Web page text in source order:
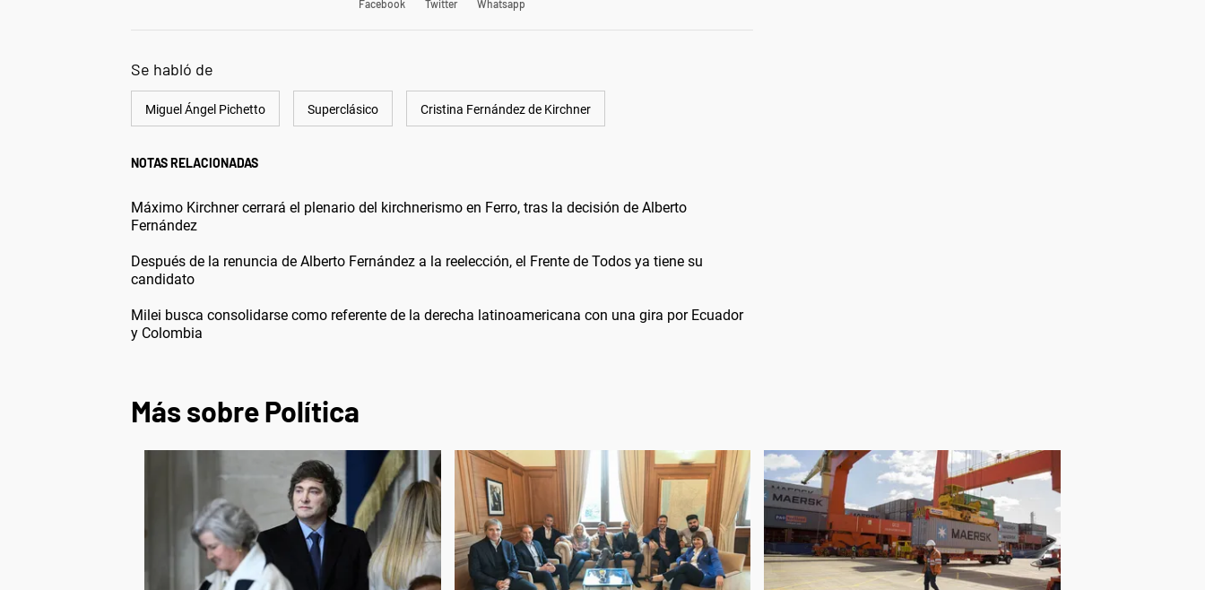
Facebook Twitter Whatsapp
Se habló de
Miguel Ángel Pichetto Superclásico Cristina Fernández de Kirchner
NOTAS RELACIONADAS
Máximo Kirchner cerrará el plenario del kirchnerismo en Ferro, tras la decisión de Alberto
Fernández
Después de la renuncia de Alberto Fernández a la reelección, el Frente de Todos ya tiene su
candidato
Milei busca consolidarse como referente de la derecha latinoamericana con una gira por Ecuador
y Colombia
Más sobre Política